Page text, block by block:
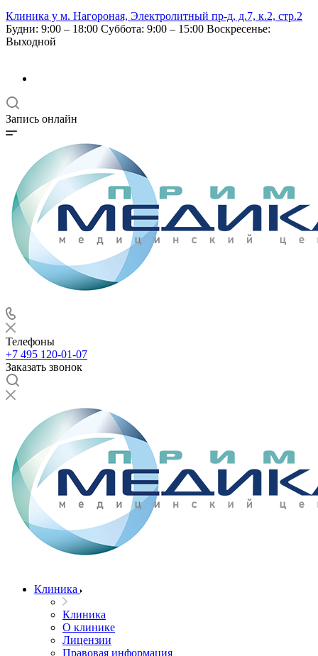
Клиника у м. Нагороная, Электролитный пр-д, д.7, к.2, стр.2
Будни: 9:00 – 18:00 Суббота: 9:00 – 15:00 Воскресенье:
Выходной
Запись онлайн
Телефоны
+7 495 120-01-07
Заказать звонок
Клиника
Клиника
О клинике
Лицензии
Правовая информация